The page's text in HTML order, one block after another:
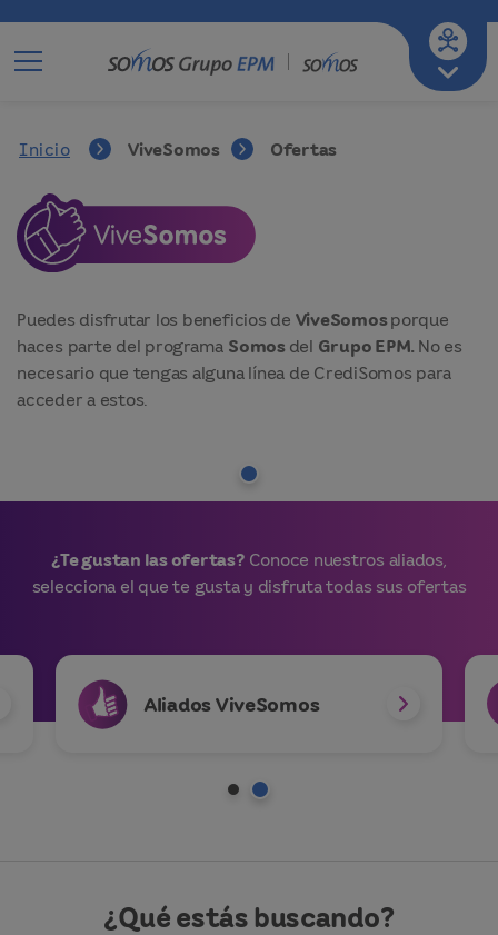
Ir a mi empresa de servicios
Inicio ViveSomos Ofertas
Puedes disfrutar los beneficios de ViveSomosporque
haces parte del programa Somos del Grupo EPM. No es
necesario que tengas alguna línea de CrediSomos para
acceder a estos.
¿Te gustan las ofertas? Conoce nuestros aliados,
selecciona el que te gusta y disfruta todas sus ofertas
Aliados ViveSomos
¿Qué estás buscando?